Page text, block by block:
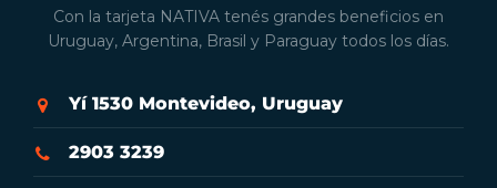
Con la tarjeta NATIVA tenés grandes beneficios en
Uruguay, Argentina, Brasil y Paraguay todos los días.
Yí 1530 Montevideo, Uruguay
2903 3239